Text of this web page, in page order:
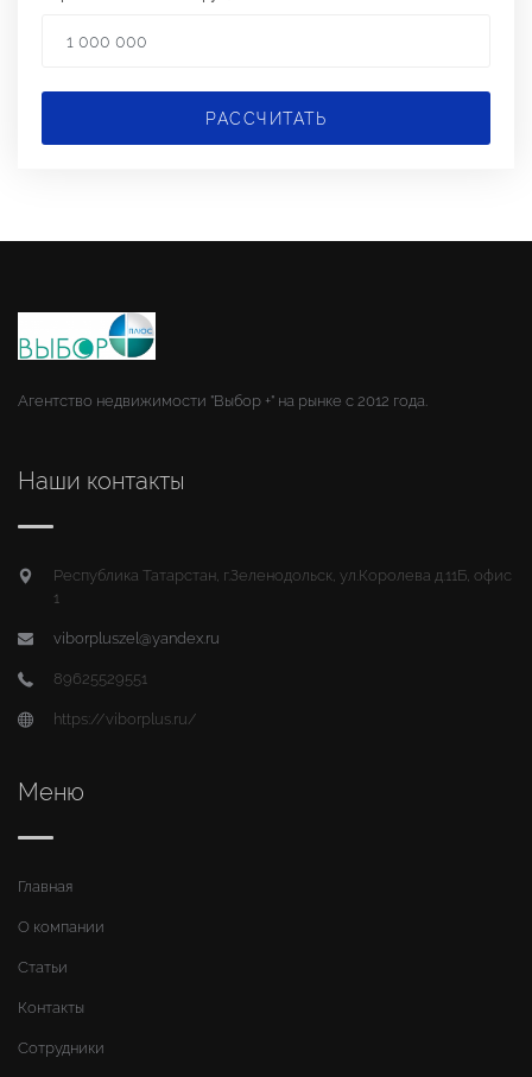
РАССЧИТАТЬ
Агентство недвижимости "Выбор +" на рынке с 2012 года.
Наши контакты
Республика Татарстан, г.Зеленодольск, ул.Королева д.11Б, офис
1
viborpluszel@yandex.ru
89625529551
https://viborplus.ru/
Меню
Главная
О компании
Статьи
Контакты
Сотрудники